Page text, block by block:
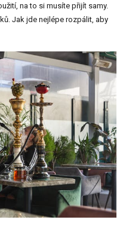
na to si musíte přijít samy.
Jak jde nejlépe rozpálit, aby